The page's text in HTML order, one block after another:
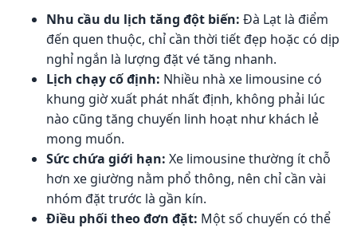
Nhu cầu du lịch tăng đột biến: Đà Lạt là điểm
đến quen thuộc, chỉ cần thời tiết đẹp hoặc có dịp
nghỉ ngắn là lượng đặt vé tăng nhanh.
Lịch chạy cố định: Nhiều nhà xe limousine có
khung giờ xuất phát nhất định, không phải lúc
nào cũng tăng chuyến linh hoạt như khách lẻ
mong muốn.
Sức chứa giới hạn: Xe limousine thường ít chỗ
hơn xe giường nằm phổ thông, nên chỉ cần vài
nhóm đặt trước là gần kín.
Điều phối theo đơn đặt: Một số chuyến có thể